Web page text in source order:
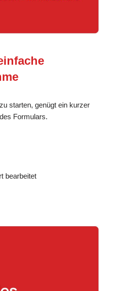
starten, genügt ein kurzer
Formulars.
bearbeitet